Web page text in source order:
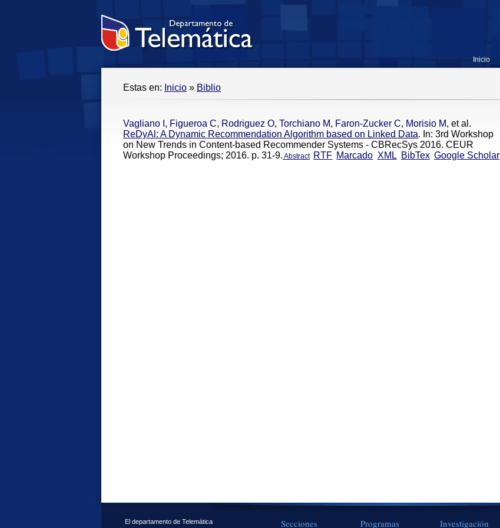
Inicio
Estas en: Inicio » Biblio
Vagliano I , Figueroa C, Rodriguez O, Torchiano M, Faron-Zucker C, Morisio M, et al.
ReDyAl: A Dynamic Recommendation Algorithm based on Linked Data. In: 3rd Workshop
on New Trends in Content-based Recommender Systems - CBRecSys 2016. CEUR
Workshop Proceedings; 2016. p. 31-9. Abstract RTF Marcado XML BibTex Google Scholar
El departamento de Telemática
Secciones Programas Investigación